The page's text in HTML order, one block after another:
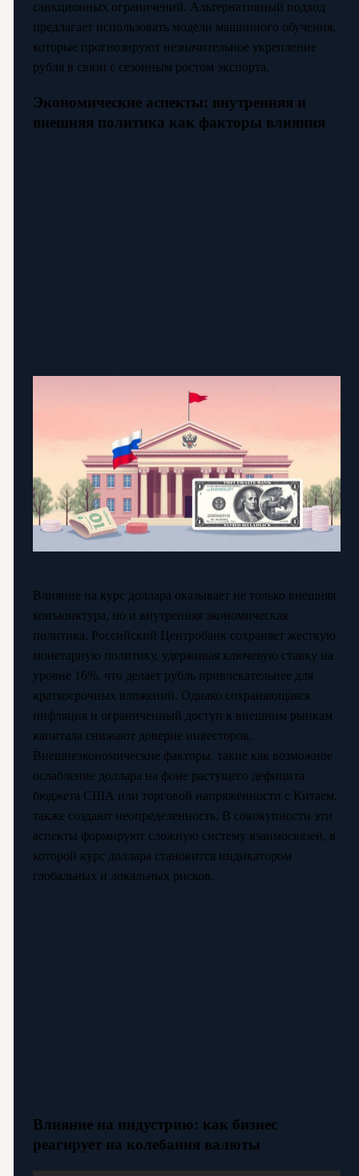
санкционных ограничений. Альтернативный подход
предлагает использовать модели машинного обучения,
которые прогнозируют незначительное укрепление
рубля в связи с сезонным ростом экспорта.
Экономические аспекты: внутренняя и
внешняя политика как факторы влияния
Влияние на курс доллара оказывает не только внешняя
конъюнктура, но и внутренняя экономическая
политика. Российский Центробанк сохраняет жесткую
монетарную политику, удерживая ключевую ставку на
уровне 16%, что делает рубль привлекательнее для
краткосрочных вложений. Однако сохраняющаяся
инфляция и ограниченный доступ к внешним рынкам
капитала снижают доверие инвесторов.
Внешнеэкономические факторы, такие как возможное
ослабление доллара на фоне растущего дефицита
бюджета США или торговой напряжённости с Китаем,
также создают неопределенность. В совокупности эти
аспекты формируют сложную систему взаимосвязей, в
которой курс доллара становится индикатором
глобальных и локальных рисков.
Влияние на индустрию: как бизнес
реагирует на колебания валюты